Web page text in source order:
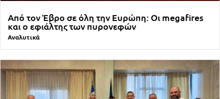
Από τον Έβρο σε όλη την Ευρώπη: Οι megafires
και ο εφιάλτης των πυρονεφών
Αναλυτικά